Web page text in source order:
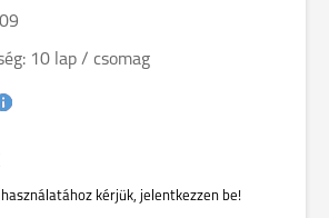
10 lap / csomag
kérjük, jelentkezzen be!